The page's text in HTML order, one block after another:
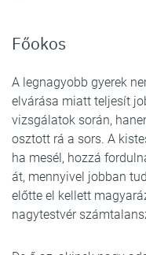
Főokos
A legnagyobb gyerek
elvárása miatt teljesít
vizsgálatok során,
osztott rá a sors. A
ha mesél, hozzá
át, mennyivel jobban
előtte el kellett
nagytestvér